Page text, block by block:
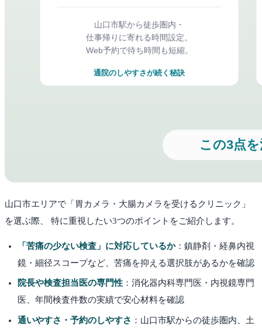
山口市エリアで「胃カメラ・大腸カメラを受けるクリニック」
を選ぶ際、 特に重視したい3つのポイントをご紹介します。
「苦痛の少ない検査」に対応しているか：鎮静剤・経鼻内視
鏡・細径スコープなど、苦痛を抑える選択肢があるかを確認
院長や検査担当医の専門性 ：消化器内科専門医・内視鏡専門
医、年間検査件数の実績で安心材料を確認
通いやすさ・予約のしやすさ ： 山口市駅からの徒歩圏内、土